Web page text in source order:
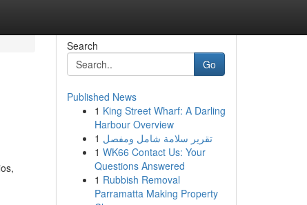
Search
Go
Published News
1 King Street Wharf: A Darling
Harbour Overview
1 تقرير سلامة شامل ومفصل
1 WK66 Contact Us: Your
Questions Answered
1 Rubbish Removal
Parramatta Making Property